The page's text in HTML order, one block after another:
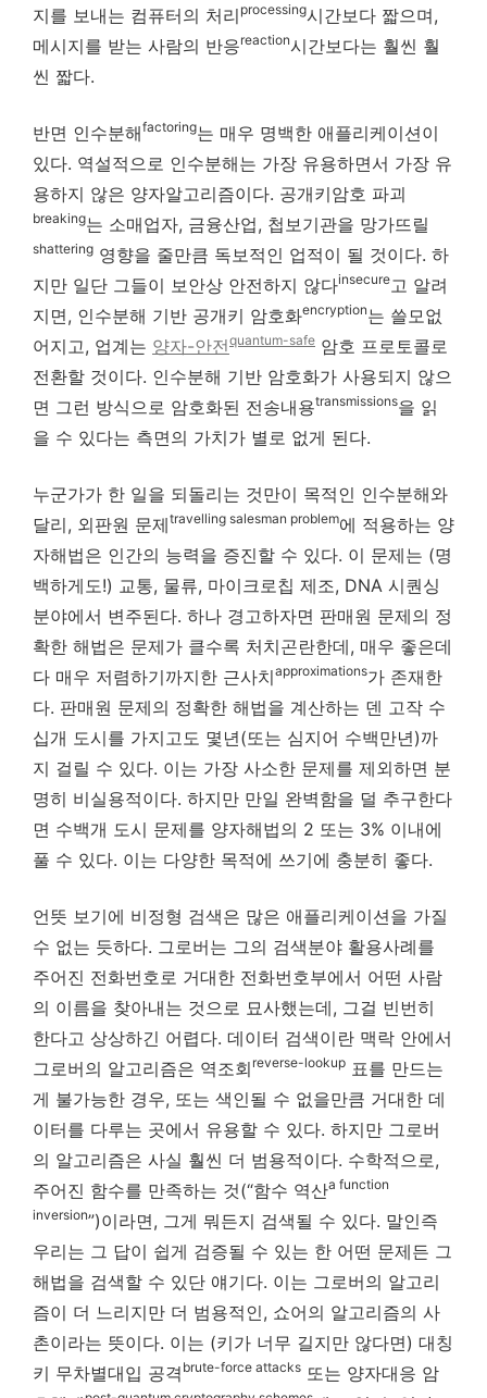
지를 보내는 컴퓨터의 처리 processing시간보다 짧으며,
메시지를 받는 사람의 반응reaction시간보다는 훨씬 훨
씬 짧다.
반면 인수분해factoring는 매우 명백한 애플리케이션이
있다. 역설적으로 인수분해는 가장 유용하면서 가장 유
용하지 않은 양자알고리즘이다. 공개키암호 파괴
breaking는 소매업자, 금융산업, 첩보기관을 망가뜨릴
shattering 영향을 줄만큼 독보적인 업적이 될 것이다. 하
지만 일단 그들이 보안상 안전하지 않다insecure고 알려
지면, 인수분해 기반 공개키 암호화encryption는 쓸모없
어지고, 업계는 양자-안전quantum-safe 암호 프로토콜로
전환할 것이다. 인수분해 기반 암호화가 사용되지 않으
면 그런 방식으로 암호화된 전송내용transmissions을 읽
을 수 있다는 측면의 가치가 별로 없게 된다.
누군가가 한 일을 되돌리는 것만이 목적인 인수분해와
달리, 외판원 문제travelling salesman problem에 적용하는 양
자해법은 인간의 능력을 증진할 수 있다. 이 문제는 (명
백하게도!) 교통, 물류, 마이크로칩 제조, DNA 시퀀싱
분야에서 변주된다. 하나 경고하자면 판매원 문제의 정
확한 해법은 문제가 클수록 처치곤란한데, 매우 좋은데
다 매우 저렴하기까지한 근사치approximations가 존재한
다. 판매원 문제의 정확한 해법을 계산하는 덴 고작 수
십개 도시를 가지고도 몇년(또는 심지어 수백만년)까
지 걸릴 수 있다. 이는 가장 사소한 문제를 제외하면 분
명히 비실용적이다. 하지만 만일 완벽함을 덜 추구한다
면 수백개 도시 문제를 양자해법의 2 또는 3% 이내에
풀 수 있다. 이는 다양한 목적에 쓰기에 충분히 좋다.
언뜻 보기에 비정형 검색은 많은 애플리케이션을 가질
수 없는 듯하다. 그로버는 그의 검색분야 활용사례를
주어진 전화번호로 거대한 전화번호부에서 어떤 사람
의 이름을 찾아내는 것으로 묘사했는데, 그걸 빈번히
한다고 상상하긴 어렵다. 데이터 검색이란 맥락 안에서
그로버의 알고리즘은 역조회 reverse-lookup 표를 만드는
게 불가능한 경우, 또는 색인될 수 없을만큼 거대한 데
이터를 다루는 곳에서 유용할 수 있다. 하지만 그로버
의 알고리즘은 사실 훨씬 더 범용적이다. 수학적으로,
주어진 함수를 만족하는 것(“함수 역산a function
inversion”)이라면, 그게 뭐든지 검색될 수 있다. 말인즉
우리는 그 답이 쉽게 검증될 수 있는 한 어떤 문제든 그
해법을 검색할 수 있단 얘기다. 이는 그로버의 알고리
즘이 더 느리지만 더 범용적인, 쇼어의 알고리즘의 사
촌이라는 뜻이다. 이는 (키가 너무 길지만 않다면) 대칭
키 무차별대입 공격 brute-force attacks 또는 양자대응 암